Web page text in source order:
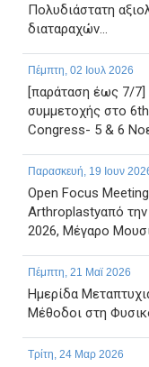
Πολυδιάστατη
διαταραχών...
Πέμπτη, 02 Ιουλ 2026
[παράταση έως 7/
συμμετοχής στο
Congress- 5 & 6
Παρασκευή, 19 Ιουν
Open Focus
Arthroplastyαπό την
2026, Μέγαρο
Πέμπτη, 21 Μαϊ 2026
Ημερίδα
Μέθοδοι στη
Τρίτη, 24 Μαρ 2026